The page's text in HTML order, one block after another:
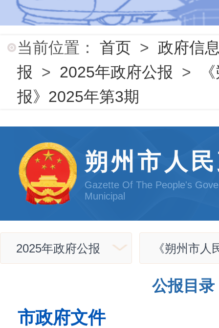
当前位置： 首页 > 政府信
报 > 2025年政府公报 >
报》2025年第3期
朔州市人
Gazette Of The People's
Municipal
2025年政府公报 《朔州市
公报目录
市政府文件